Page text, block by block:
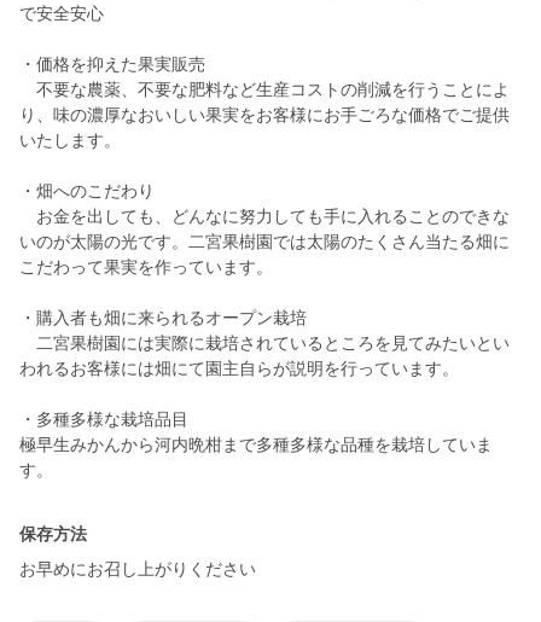
で安全安心
・価格を抑えた果実販売
不要な農薬、不要な肥料など生産コストの削減を行うことによ
り、味の濃厚なおいしい果実をお客様にお手ごろな価格でご提供
いたします。
・畑へのこだわり
お金を出しても、どんなに努力しても手に入れることのできな
いのが太陽の光です。二宮果樹園では太陽のたくさん当たる畑に
こだわって果実を作っています。
・購入者も畑に来られるオープン栽培
二宮果樹園には実際に栽培されているところを見てみたいとい
われるお客様には畑にて園主自らが説明を行っています。
・多種多様な栽培品目
極早生みかんから河内晩柑まで多種多様な品種を栽培していま
保存方法
お早めにお召し上がりください